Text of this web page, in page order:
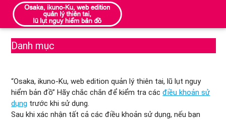
Danh mục
“Osaka, ikuno-Ku, web edition quản lý thiên tai, lũ lụt nguy
hiểm bản đồ” Hãy chắc chắn để kiểm tra cácđiều khoản sử
dụng trước khi sử dụng.
Sau khi xác nhận tất cả các điều khoản sử dụng, nếu bạn